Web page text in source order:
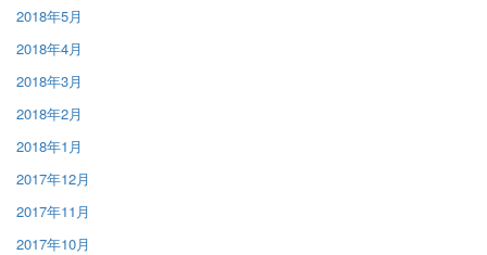
2018年5月
2018年4月
2018年3月
2018年2月
2018年1月
2017年12月
2017年11月
2017年10月